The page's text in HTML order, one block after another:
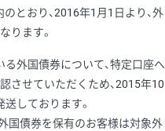
とおり、2016年1月1日より、外
ります。
外国債券について、特定口座へ
させていただくため、2015年10
しております。
国債券を保有のお客様は対象外